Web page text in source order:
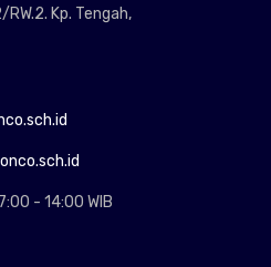
Kp. Tengah,
- 14:00 WIB